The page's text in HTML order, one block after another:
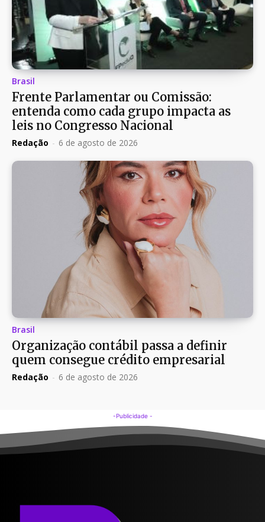
Brasil
Frente Parlamentar ou Comissão:
entenda como cada grupo impacta as
leis no Congresso Nacional
Redação - 6 de agosto de 2026
Brasil
Organização contábil passa a definir
quem consegue crédito empresarial
Redação - 6 de agosto de 2026
-Publicidade -